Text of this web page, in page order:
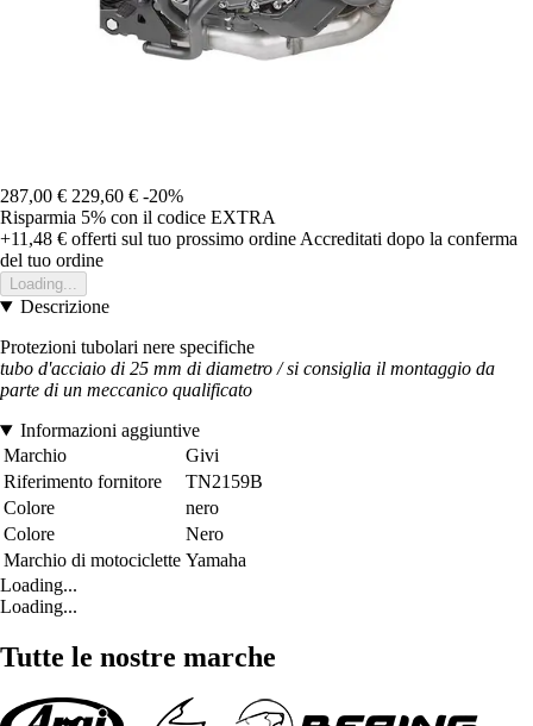
287,00 € 229,60 € -20%
Risparmia 5% con il codice EXTRA
+11,48 € offerti sul tuo prossimo ordine Accreditati dopo la conferma
del tuo ordine
Loading...
Descrizione
Protezioni tubolari nere specifiche
tubo d'acciaio di 25 mm di diametro / si consiglia il montaggio da
parte di un meccanico qualificato
Informazioni aggiuntive
Marchio
Givi
Riferimento fornitore
TN2159B
Colore
nero
Colore
Nero
Marchio di motociclette Yamaha
Loading...
Loading...
Tutte le nostre marche